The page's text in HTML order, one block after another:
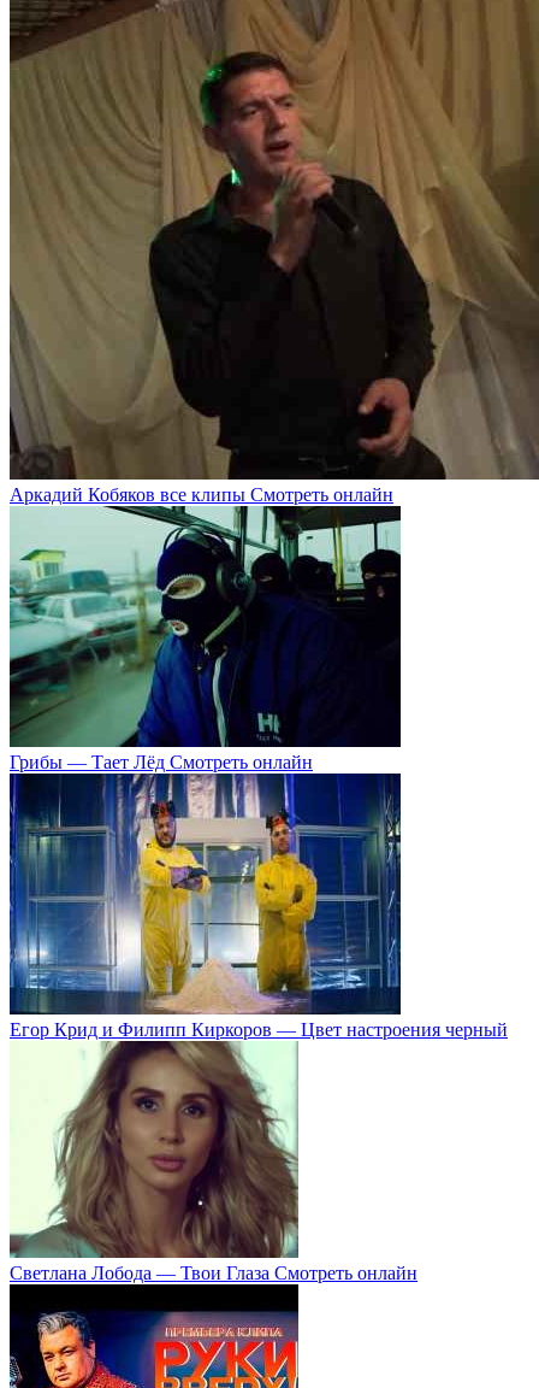
Аркадий Кобяков все клипы Смотреть онлайн
Грибы — Тает Лёд Смотреть онлайн
Егор Крид и Филипп Киркоров — Цвет настроения черный
Светлана Лобода — Твои Глаза Смотреть онлайн